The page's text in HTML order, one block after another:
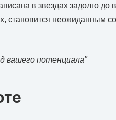
в звездах задолго до
становится неожиданным
вашего потенциала"